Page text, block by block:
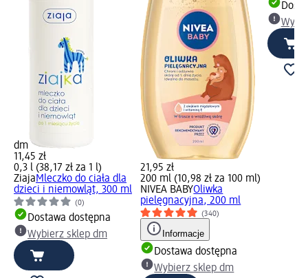
dm
11,45 zł
0,3 l (38,17 zł za 1 l)
ZiajaMleczko do ciała dla
dzieci i niemowląt, 300 ml
(0)
Dostawa dostępna
Wybierz sklep dm
21,95 zł
200 ml (10,98 zł za 100 ml)
NIVEA BABYOliwka
pielęgnacyjna, 200 ml
(340)
Informacje
Dostawa dostępna
Wybierz sklep dm